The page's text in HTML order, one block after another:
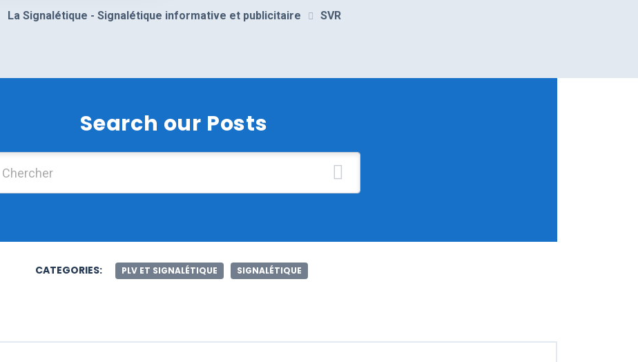
La Signalétique - Signalétique informative et publicitaire SVR
Search our Posts
CATEGORIES: PLV ET SIGNALÉTIQUE SIGNALÉTIQUE